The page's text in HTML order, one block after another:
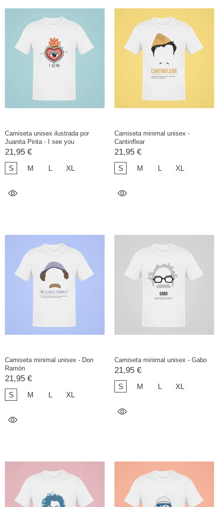
Camiseta unisex ilustrada por
Juanita Pinta - I see you
21,95 €
S M L XL
Camiseta minimal unisex -
Cantinflear
21,95 €
S M L XL
Camiseta minimal unisex - Don
Ramón
21,95 €
S M L XL
Camiseta minimal unisex - Gabo
21,95 €
S M L XL